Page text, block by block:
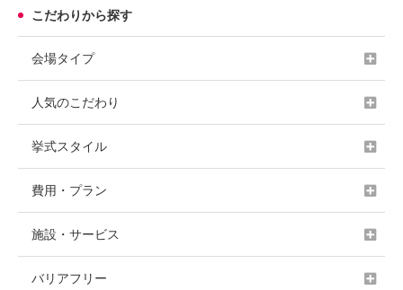
こだわりから探す
会場タイプ
人気のこだわり
挙式スタイル
費用・プラン
施設・サービス
バリアフリー